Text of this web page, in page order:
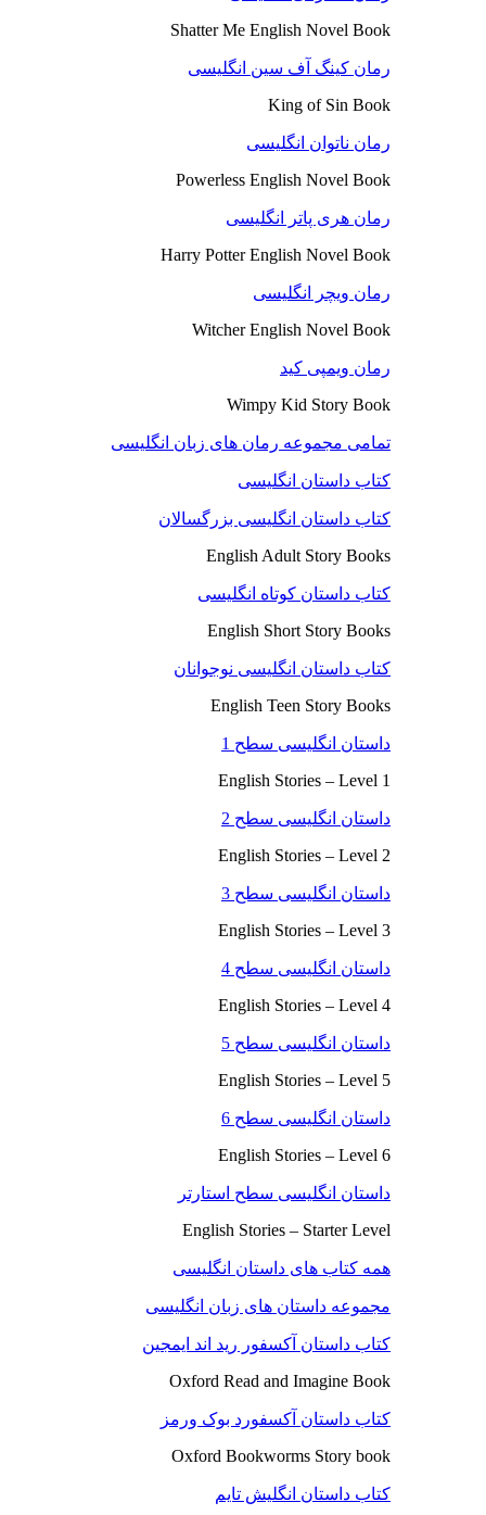
Shatter Me English Novel Book
رمان کینگ آف سین انگلیسی
King of Sin Book
رمان ناتوان انگلیسی
Powerless English Novel Book
رمان هری پاتر انگلیسی
Harry Potter English Novel Book
رمان ویچر انگلیسی
Witcher English Novel Book
رمان ویمپی کید
Wimpy Kid Story Book
تمامی مجموعه رمان های زبان انگلیسی
کتاب داستان انگلیسی
کتاب داستان انگلیسی بزرگسالان
English Adult Story Books
کتاب داستان کوتاه انگلیسی
English Short Story Books
کتاب داستان انگلیسی نوجوانان
English Teen Story Books
داستان انگلیسی سطح 1
English Stories – Level 1
داستان انگلیسی سطح 2
English Stories – Level 2
داستان انگلیسی سطح 3
English Stories – Level 3
داستان انگلیسی سطح 4
English Stories – Level 4
داستان انگلیسی سطح 5
English Stories – Level 5
داستان انگلیسی سطح 6
English Stories – Level 6
داستان انگلیسی سطح استارتر
English Stories – Starter Level
همه کتاب های داستان انگلیسی
مجموعه داستان های زبان انگلیسی
کتاب داستان آکسفور رید اند ایمجین
Oxford Read and Imagine Book
کتاب داستان آکسفورد بوک ورمز
Oxford Bookworms Story book
کتاب داستان انگلیش تایم